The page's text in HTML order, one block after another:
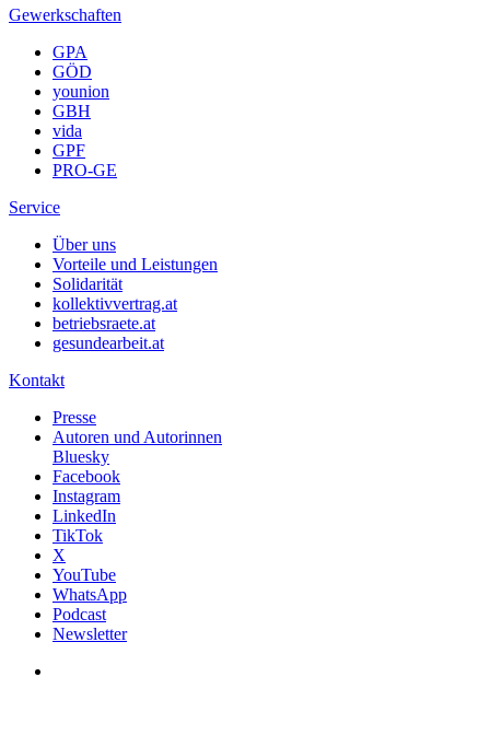
Gewerkschaften
GPA
GÖD
younion
GBH
vida
GPF
PRO-GE
Service
Über uns
Vorteile und Leistungen
Solidarität
kollektivvertrag.at
betriebsraete.at
gesundearbeit.at
Kontakt
Presse
Autoren und Autorinnen
Bluesky
Facebook
Instagram
LinkedIn
TikTok
X
YouTube
WhatsApp
Podcast
Newsletter